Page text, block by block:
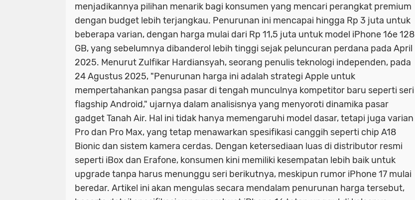
menjadikannya pilihan menarik bagi konsumen yang mencari perangkat premium
dengan budget lebih terjangkau. Penurunan ini mencapai hingga Rp 3 juta untuk
beberapa varian, dengan harga mulai dari Rp 11,5 juta untuk model iPhone 16e 128
GB, yang sebelumnya dibanderol lebih tinggi sejak peluncuran perdana pada April
2025. Menurut Zulfikar Hardiansyah, seorang penulis teknologi independen, pada
24 Agustus 2025, "Penurunan harga ini adalah strategi Apple untuk
mempertahankan pangsa pasar di tengah munculnya kompetitor baru seperti seri
flagship Android," ujarnya dalam analisisnya yang menyoroti dinamika pasar
gadget Tanah Air. Hal ini tidak hanya memengaruhi model dasar, tetapi juga varian
Pro dan Pro Max, yang tetap menawarkan spesifikasi canggih seperti chip A18
Bionic dan sistem kamera cerdas. Dengan ketersediaan luas di distributor resmi
seperti iBox dan Erafone, konsumen kini memiliki kesempatan lebih baik untuk
upgrade tanpa harus menunggu seri berikutnya, meskipun rumor iPhone 17 mulai
beredar. Artikel ini akan mengulas secara mendalam penurunan harga tersebut,